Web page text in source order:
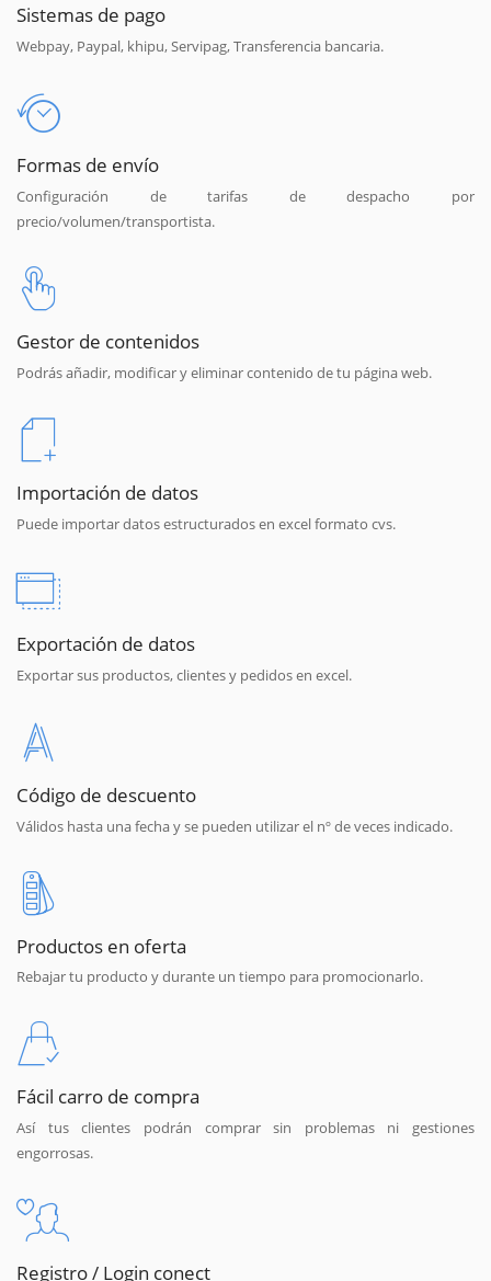
Sistemas de pago
Webpay, Paypal, khipu, Servipag, Transferencia bancaria.
Formas de envío
Configuración de tarifas de despacho por
precio/volumen/transportista.
Gestor de contenidos
Podrás añadir, modificar y eliminar contenido de tu página web.
Importación de datos
Puede importar datos estructurados en excel formato cvs.
Exportación de datos
Exportar sus productos, clientes y pedidos en excel.
Código de descuento
Válidos hasta una fecha y se pueden utilizar el nº de veces indicado.
Productos en oferta
Rebajar tu producto y durante un tiempo para promocionarlo.
Fácil carro de compra
Así tus clientes podrán comprar sin problemas ni gestiones
engorrosas.
Registro / Login conect